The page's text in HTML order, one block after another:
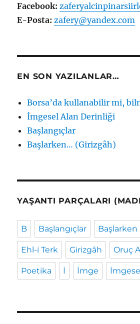
Facebook:
E-Posta: zafery@yandex.com
EN SON YAZILANLAR…
Borsa’da kullanabilir mi,
İmgesel Alan Derinliği
Başlangıçlar
Başlarken… (Girizgâh)
YAŞANTI PARÇALARI
B Başlangıçlar Başlarken
Ehl-i Terk Girizgâh Oruç
Poetika İ İmge